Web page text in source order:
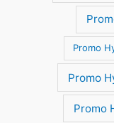
Promo
Promo
Promo